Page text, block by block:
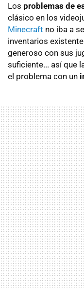
Los problemas de
clásico en los
Minecraft no iba a
inventarios
generoso con sus
suficiente... así que
el problema con un